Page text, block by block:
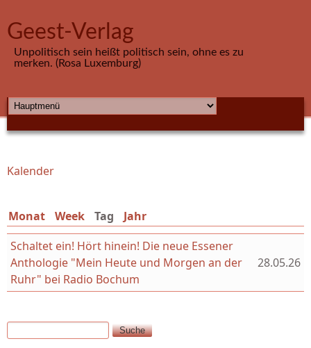
Geest-Verlag
Unpolitisch sein heißt politisch sein, ohne es zu
merken. (Rosa Luxemburg)
HAUPTMENÜ
Sie sind hier
Kalender
Monat Week Tag (aktiver Reiter)
Jahr
Schaltet ein! Hört hinein! Die neue Essener
Anthologie "Mein Heute und Morgen an der
Ruhr" bei Radio Bochum
28.05.26
Suchformular
Suche